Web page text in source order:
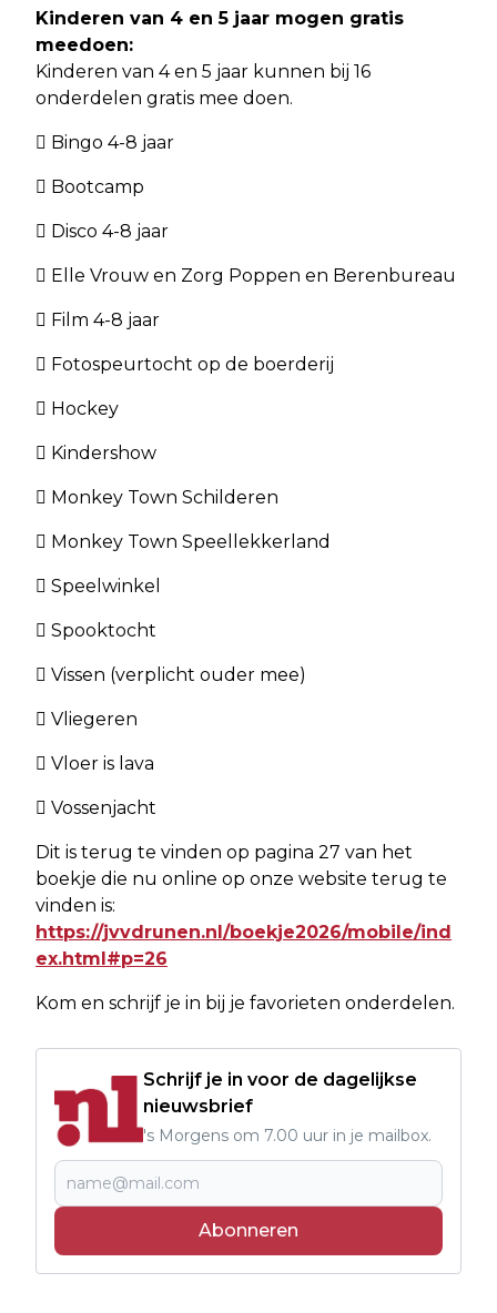
Kinderen van 4 en 5 jaar mogen gratis
meedoen:
Kinderen van 4 en 5 jaar kunnen bij 16
onderdelen gratis mee doen.
 Bingo 4-8 jaar
 Bootcamp
 Disco 4-8 jaar
 Elle Vrouw en Zorg Poppen en Berenbureau
 Film 4-8 jaar
 Fotospeurtocht op de boerderij
 Hockey
 Kindershow
 Monkey Town Schilderen
 Monkey Town Speellekkerland
 Speelwinkel
 Spooktocht
 Vissen (verplicht ouder mee)
 Vliegeren
 Vloer is lava
 Vossenjacht
Dit is terug te vinden op pagina 27 van het
boekje die nu online op onze website terug te
vinden is:
https://jvvdrunen.nl/boekje2026/mobile/ind
ex.html#p=26
Kom en schrijf je in bij je favorieten onderdelen.
Schrijf je in voor de dagelijkse
nieuwsbrief
's Morgens om 7.00 uur in je mailbox.
Abonneren